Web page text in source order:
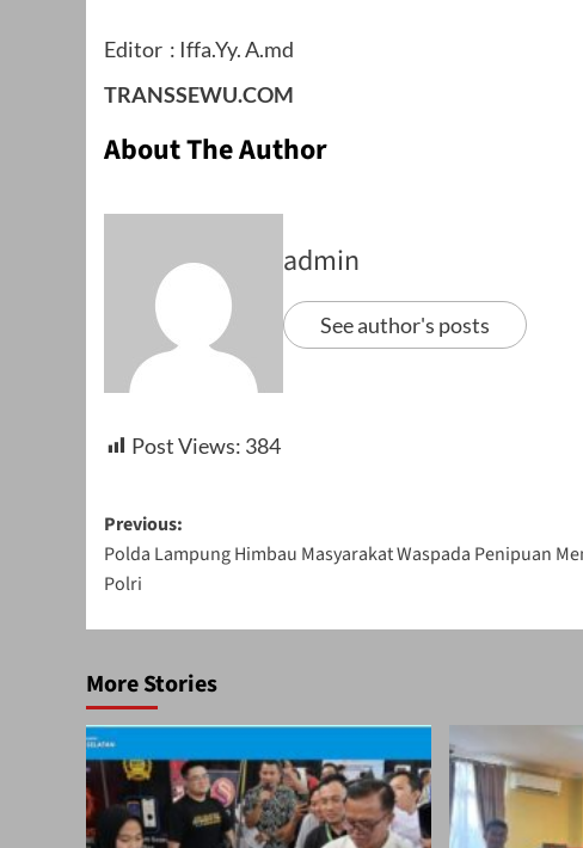
Editor : Iffa.Yy. A.md
TRANSSEWU.COM
About The Author
admin
See author's posts
Post Views: 384
Post
navigation
Previous:
Polda Lampung Himbau Masyarakat Waspada Penipuan
Polri
More Stories